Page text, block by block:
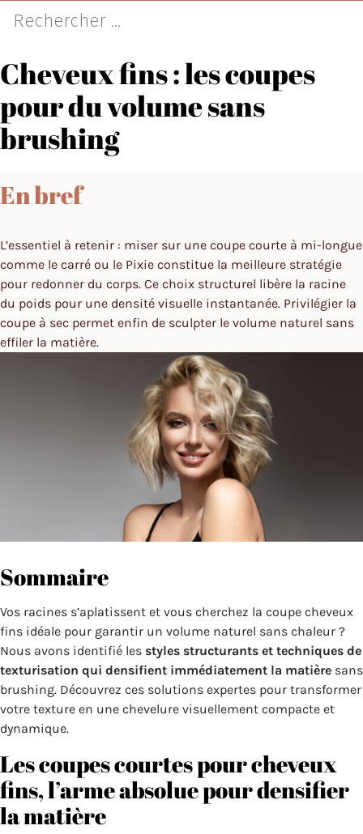
Cheveux fins : les coupes
pour du volume sans
brushing
En bref
L’essentiel à retenir : miser sur une coupe courte à mi-longue
comme le carré ou le Pixie constitue la meilleure stratégie
pour redonner du corps. Ce choix structurel libère la racine
du poids pour une densité visuelle instantanée. Privilégier la
coupe à sec permet enfin de sculpter le volume naturel sans
effiler la matière.
Sommaire
Vos racines s’aplatissent et vous cherchez la coupe cheveux
fins idéale pour garantir un volume naturel sans chaleur ?
Nous avons identifié les styles structurants et techniques de
texturisation qui densifient immédiatement la matière sans
brushing. Découvrez ces solutions expertes pour transformer
votre texture en une chevelure visuellement compacte et
dynamique.
Les coupes courtes pour cheveux
fins, l’arme absolue pour densifier
la matière